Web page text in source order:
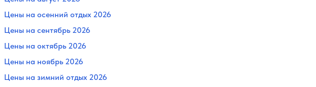
Цены на осенний отдых 2026
Цены на сентябрь 2026
Цены на октябрь 2026
Цены на ноябрь 2026
Цены на зимний отдых 2026